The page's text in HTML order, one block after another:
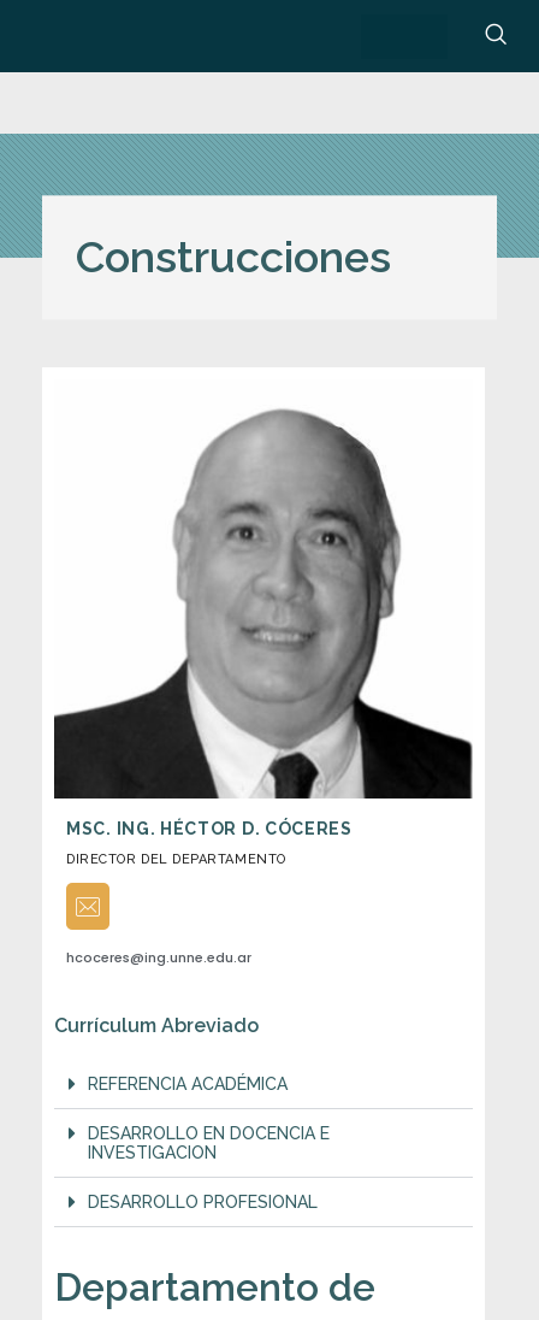
Construcciones
t
s
MSC. ING. HÉCTOR D. CÓCERES
DIRECTOR DEL DEPARTAMENTO
hcoceres@ing.unne.edu.ar
Currículum Abreviado
REFERENCIA ACADÉMICA
DESARROLLO EN DOCENCIA E
INVESTIGACION
DESARROLLO PROFESIONAL
Departamento de